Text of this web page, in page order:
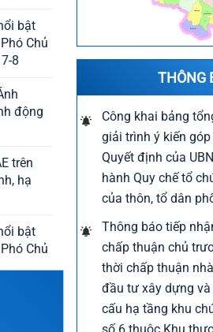
bật
Chủ
8
động
trên
hạ
bật
Chủ
8
THÔNG
Công khai bảng
giải trình ý kiến
Quyết định của
hành Quy chế tổ
của thôn, tổ dân
Thông báo tiếp
chấp thuận chủ
thời chấp thuận
đầu tư xây dựng
cấu hạ tầng khu